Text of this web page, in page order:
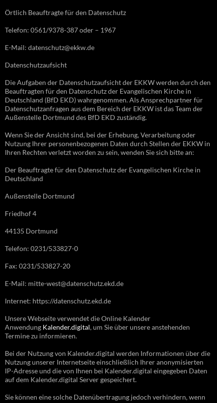
Örtlich Beauftragte für den Datenschutz
Telefon: 0561/9378-387 oder – 1967
E-Mail: datenschutz@ekkw.de
Datenschutzaufsicht
Die Aufgaben der Datenschutzaufsicht der EKKW werden durch den
Beauftragten für den Datenschutz der Evangelischen Kirche in
Deutschland (BfD EKD) wahrgenommen. Als Ansprechpartner für
Datenschutzanfragen aus dem Bereich der EKKW ist das Team der
Außenstelle Dortmund des BfD EKD zuständig.
Wenn Sie der Ansicht sind, bei der Erhebung, Verarbeitung oder
Nutzung Ihrer personenbezogenen Daten durch Stellen der EKKW in
Ihren Rechten verletzt worden zu sein, wenden Sie sich bitte an:
Der Beauftragte für den Datenschutz der Evangelischen Kirche in
Deutschland
Außenstelle Dortmund
Friedhof 4
44135 Dortmund
Telefon: 0231/533827-0
Fax: 0231/533827-20
E-Mail: mitte-west@datenschutz.ekd.de
Internet: https://datenschutz.ekd.de
Unsere Webseite verwendet die Online Kalender
Anwendung Kalender.digital, um Sie über unsere anstehenden
Termine zu informieren.
Bei der Nutzung von Kalender.digital werden Informationen über die
Nutzung unserer Internetseite einschließlich Ihrer anonymisierten
IP-Adresse und die von Ihnen bei Kalender.digital eingegeben Daten
auf dem Kalender.digital Server gespeichert.
Sie können eine solche Datenübertragung jedoch verhindern, wenn